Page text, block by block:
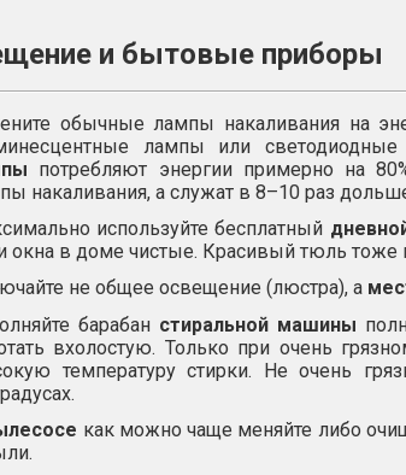
и бытовые приборы
обычные лампы накаливания на
лампы или
потребляют энергии примерно на
накаливания, а служат в 8–10 раз
используйте бесплатный
окна в доме чистые. Красивый тюль тоже
не общее освещение (люстра), а
барабан стиральной машины
вхолостую. Только при очень
температуру стирки. Не очень
как можно чаще меняйте либо